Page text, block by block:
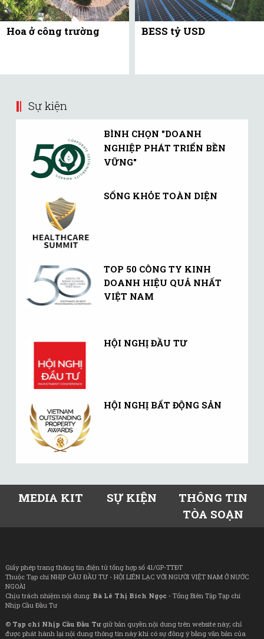
Hoa ở công trường BESS tỷ USD
Sự kiện
BÌNH CHỌN "DOANH
NGHIỆP PHÁT TRIỂN BỀN
VỮNG"
SỐNG KHỎE TOÀN DIỆN
TOP 50 CÔNG TY KINH
DOANH HIỆU QUẢ NHẤT
VIỆT NAM
HỘI NGHỊ ĐẦU TƯ
HỘI NGHỊ BẤT ĐỘNG SẢN
MEDIA KIT SỰ KIỆN
THÔNG TIN
TÒA SOẠN
Giấy phép trang thông tin điện tử tổng hợp số 41/GP-TTĐT
Thuộc Tạp chí NHỊP CẦU ĐẦU TƯ - HỘI LIÊN LẠC VỚI NGƯỜI VIỆT NAM Ở NƯỚC
NGOÀI
Chịu trách nhiệm nội dung: Bà Lê Thị Bích Ngọc - Tổng Biên Tập Tạp chí
Nhịp Cầu Đầu Tư
© Tạp chí Nhịp Cầu Đầu Tưgiữ bản quyền nội dung trên website này; chỉ
được phát hành lại nội dung thông tin này khi có sự đồng ý bằng văn bản của